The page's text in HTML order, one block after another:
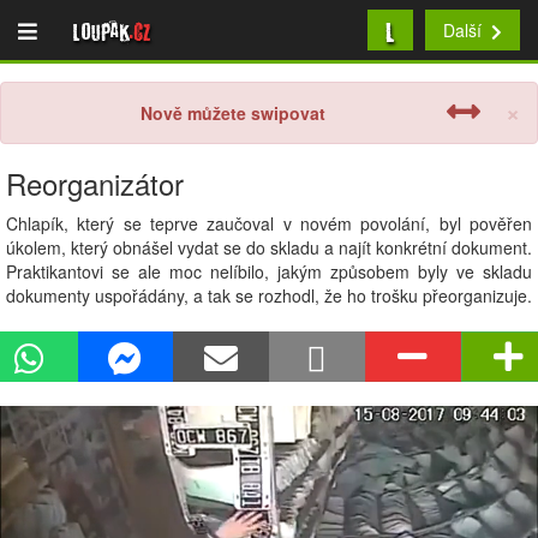
Loupak.cz L Další
×
Nově můžete swipovat
Reorganizátor
Chlapík, který se teprve zaučoval v novém povolání, byl pověřen
úkolem, který obnášel vydat se do skladu a najít konkrétní dokument.
Praktikantovi se ale moc nelíbilo, jakým způsobem byly ve skladu
dokumenty uspořádány, a tak se rozhodl, že ho trošku přeorganizuje.